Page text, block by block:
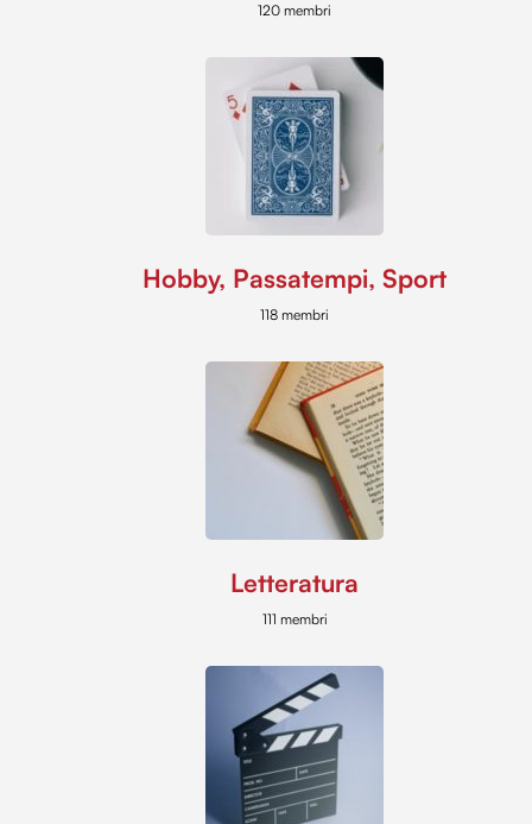
120 membri
Hobby, Passatempi, Sport
118 membri
Letteratura
111 membri